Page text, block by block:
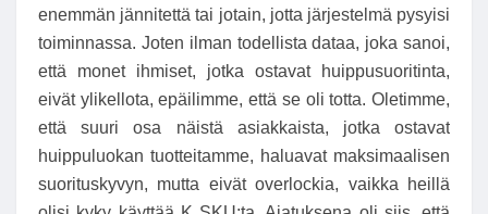
enemmän jännitettä tai jotain, jotta järjestelmä pysyisi
toiminnassa. Joten ilman todellista dataa, joka sanoi,
että monet ihmiset, jotka ostavat huippusuoritinta,
eivät ylikellota, epäilimme, että se oli totta. Oletimme,
että suuri osa näistä asiakkaista, jotka ostavat
huippuluokan tuotteitamme, haluavat maksimaalisen
suorituskyvyn, mutta eivät overlockia, vaikka heillä